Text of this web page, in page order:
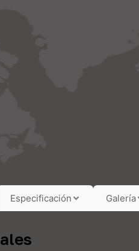
Especificación Galería